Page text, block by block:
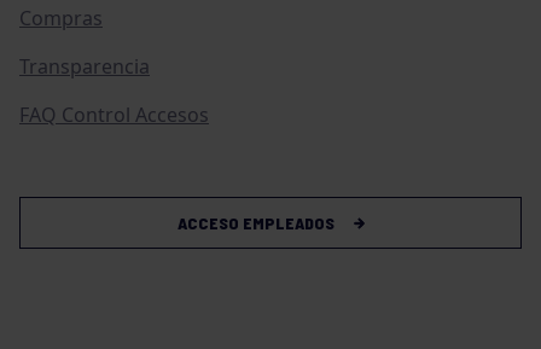
Compras
Transparencia
FAQ Control Accesos
ACCESO EMPLEADOS